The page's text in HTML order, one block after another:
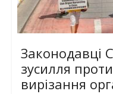
Законодавці
зусилля
вирізання